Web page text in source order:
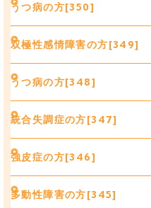
うつ病の方[350]
双極性感情障害の方[349]
うつ病の方[348]
統合失調症の方[347]
強皮症の方[346]
多動性障害の方[345]